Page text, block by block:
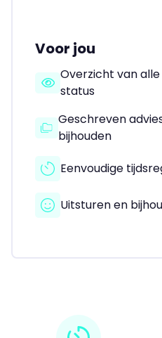
Voor jou
Overzicht van
status
Geschreven
bijhouden
Eenvoudige
Uitsturen en